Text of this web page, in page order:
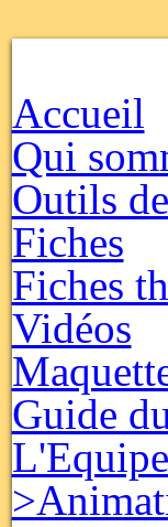
Accueil
Qui
Outils
Fiches
Fiches
Vidéos
Guide